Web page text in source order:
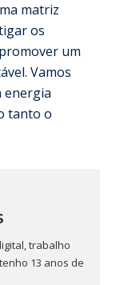
matriz
os
um
Vamos
energia
tanto o
trabalho
13 anos de